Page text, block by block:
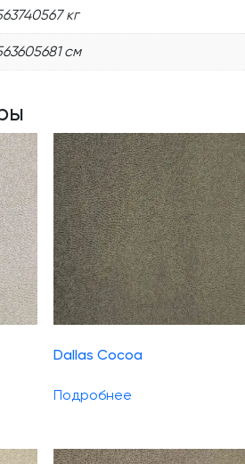
кг
см
Dallas Cocoa
Подробнее